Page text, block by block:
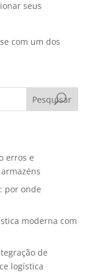
seus
com um dos
Pesquisar
erros e
por onde
moderna com
de
logística